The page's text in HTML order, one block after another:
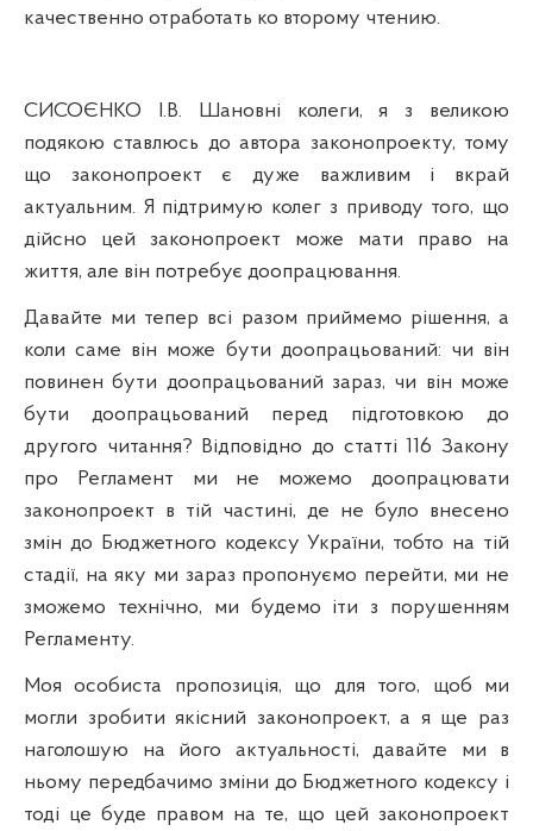
качественно отработать ко второму чтению.
СИСОЄНКО І.В. Шановні колеги, я з великою
подякою ставлюсь до автора законопроекту, тому
що законопроект є дуже важливим і вкрай
актуальним. Я підтримую колег з приводу того, що
дійсно цей законопроект може мати право на
життя, але він потребує доопрацювання.
Давайте ми тепер всі разом приймемо рішення, а
коли саме він може бути доопрацьований: чи він
повинен бути доопрацьований зараз, чи він може
бути доопрацьований перед підготовкою до
другого читання? Відповідно до статті 116 Закону
про Регламент ми не можемо доопрацювати
законопроект в тій частині, де не було внесено
змін до Бюджетного кодексу України, тобто на тій
стадії, на яку ми зараз пропонуємо перейти, ми не
зможемо технічно, ми будемо іти з порушенням
Регламенту.
Моя особиста пропозиція, що для того, щоб ми
могли зробити якісний законопроект, а я ще раз
наголошую на його актуальності, давайте ми в
ньому передбачимо зміни до Бюджетного кодексу і
тоді це буде правом на те, що цей законопроект